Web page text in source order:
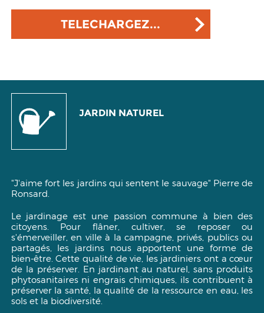
TELECHARGEZ...
JARDIN NATUREL
"J'aime fort les jardins qui sentent le sauvage" Pierre de
Ronsard.
Le jardinage est une passion commune à bien des
citoyens. Pour flâner, cultiver, se reposer ou
s'émerveiller, en ville à la campagne, privés, publics ou
partagés, les jardins nous apportent une forme de
bien-être. Cette qualité de vie, les jardiniers ont a cœur
de la préserver. En jardinant au naturel, sans produits
phytosanitaires ni engrais chimiques, ils contribuent à
préserver la santé, la qualité de la ressource en eau, les
sols et la biodiversité.